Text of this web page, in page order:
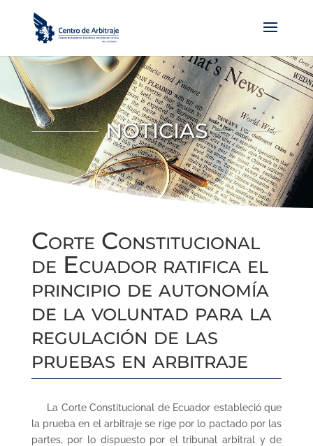
NOTICIAS
Corte Constitucional
de Ecuador ratifica el
principio de autonomía
de la voluntad para la
regulación de las
pruebas en arbitraje
La Corte Constitucional de Ecuador estableció que
la prueba en el arbitraje se rige por lo pactado por las
partes, por lo dispuesto por el tribunal arbitral y de